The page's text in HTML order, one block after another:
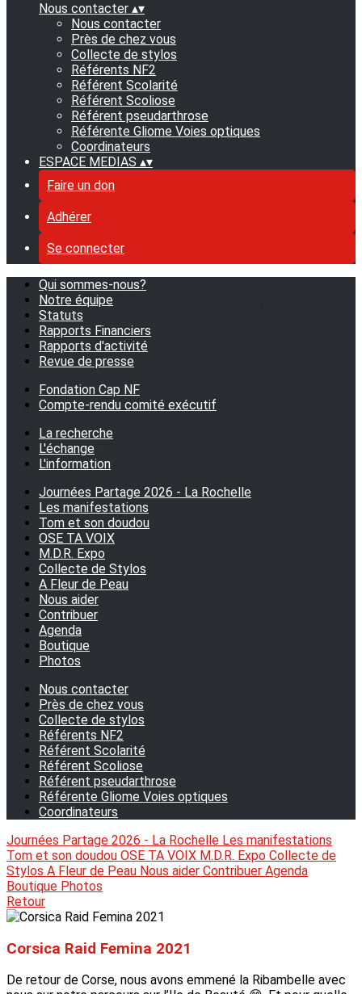
Nous contacter ▴▾
Nous contacter
Près de chez vous
Collecte de stylos
Référents NF2
Référent Scolarité
Référent Scoliose
Référent pseudarthrose
Référente Gliome Voies optiques
Coordinateurs
ESPACE MEDIAS ▴▾
Faire un don
Adhérer
Se connecter
Qui sommes-nous?
Notre équipe
Statuts
Rapports Financiers
Rapports d'activité
Revue de presse
Fondation Cap NF
Compte-rendu comité exécutif
La recherche
L'échange
L'information
Journées Partage 2026 - La Rochelle
Les manifestations
Tom et son doudou
OSE TA VOIX
M.D.R. Expo
Collecte de Stylos
A Fleur de Peau
Nous aider
Contribuer
Agenda
Boutique
Photos
Nous contacter
Près de chez vous
Collecte de stylos
Référents NF2
Référent Scolarité
Référent Scoliose
Référent pseudarthrose
Référente Gliome Voies optiques
Coordinateurs
Journées Partage 2026 - La Rochelle Les manifestations
Tom et son doudou OSE TA VOIX M.D.R. Expo Collecte de
Stylos A Fleur de Peau Nous aider Contribuer Agenda
Boutique Photos
Retour
Corsica Raid Femina 2021
De retour de Corse, nous avons emmené la Ribambelle avec